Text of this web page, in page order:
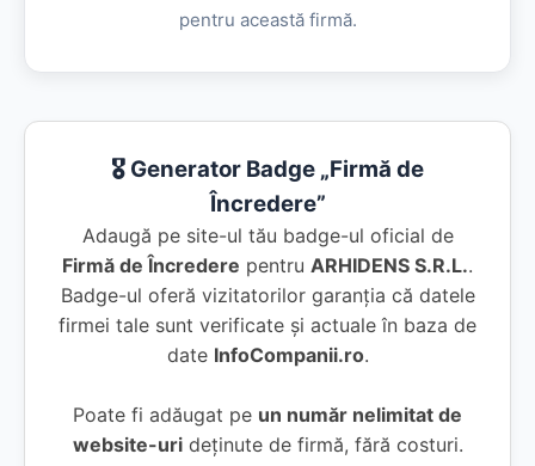
pentru această firmă.
🎖️ Generator Badge „Firmă de
Încredere”
Adaugă pe site-ul tău badge-ul oficial de
Firmă de Încredere pentru ARHIDENS S.R.L..
Badge-ul oferă vizitatorilor garanția că datele
firmei tale sunt verificate și actuale în baza de
date InfoCompanii.ro.
Poate fi adăugat pe un număr nelimitat de
website-urideținute de firmă, fără costuri.